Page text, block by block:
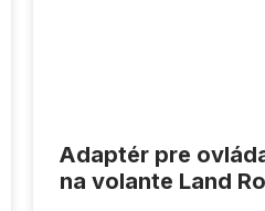
Adaptér pre
na volante Land